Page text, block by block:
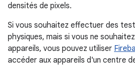
densités de pixels.
Si vous souhaitez effectuer des
physiques, mais si vous ne
appareils, vous pouvez utiliser
accéder aux appareils d'un centre